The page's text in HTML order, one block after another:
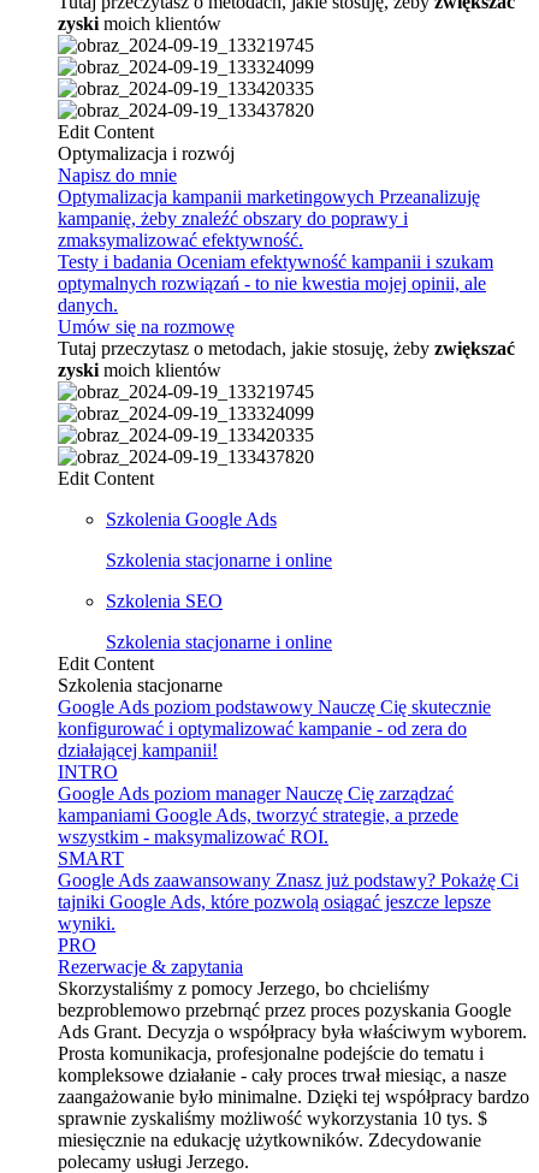
zyski moich klientów
Edit Content
Optymalizacja i rozwój
Napisz do mnie
Optymalizacja kampanii marketingowych Przeanalizuję
kampanię, żeby znaleźć obszary do poprawy i
zmaksymalizować efektywność.
Testy i badania Oceniam efektywność kampanii i szukam
optymalnych rozwiązań - to nie kwestia mojej opinii, ale
danych.
Umów się na rozmowę
Tutaj przeczytasz o metodach, jakie stosuję, żeby zwiększać
zyski moich klientów
Edit Content
Szkolenia Google Ads
Szkolenia stacjonarne i online
Szkolenia SEO
Szkolenia stacjonarne i online
Edit Content
Szkolenia stacjonarne
Google Ads poziom podstawowy Nauczę Cię skutecznie
konfigurować i optymalizować kampanie - od zera do
działającej kampanii!
INTRO
Google Ads poziom manager Nauczę Cię zarządzać
kampaniami Google Ads, tworzyć strategie, a przede
wszystkim - maksymalizować ROI.
SMART
Google Ads zaawansowany Znasz już podstawy? Pokażę Ci
tajniki Google Ads, które pozwolą osiągać jeszcze lepsze
wyniki.
PRO
Rezerwacje & zapytania
Skorzystaliśmy z pomocy Jerzego, bo chcieliśmy
bezproblemowo przebrnąć przez proces pozyskania Google
Ads Grant. Decyzja o współpracy była właściwym wyborem.
Prosta komunikacja, profesjonalne podejście do tematu i
kompleksowe działanie - cały proces trwał miesiąc, a nasze
zaangażowanie było minimalne. Dzięki tej współpracy bardzo
sprawnie zyskaliśmy możliwość wykorzystania 10 tys. $
miesięcznie na edukację użytkowników. Zdecydowanie
polecamy usługi Jerzego.